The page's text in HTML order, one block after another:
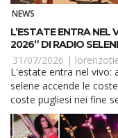
NEWS
L’ESTATE ENTRA
2026” DI RADIO
PUGLIA
31/07/2026 |
L'estate entra nel vivo:
selene accende le coste di tutta la
coste pugliesi nei fine